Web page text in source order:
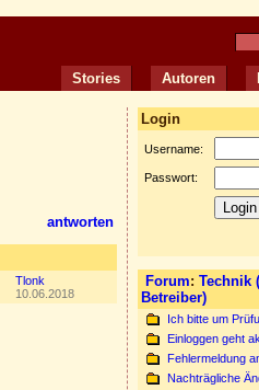
Stories Autoren
antworten
Tlonk
10.06.2018
Login
Username:
Passwort:
Forum: Technik
Betreiber)
Ich bitte um
Einloggen geht
Fehlermeldung
Nachträgliche